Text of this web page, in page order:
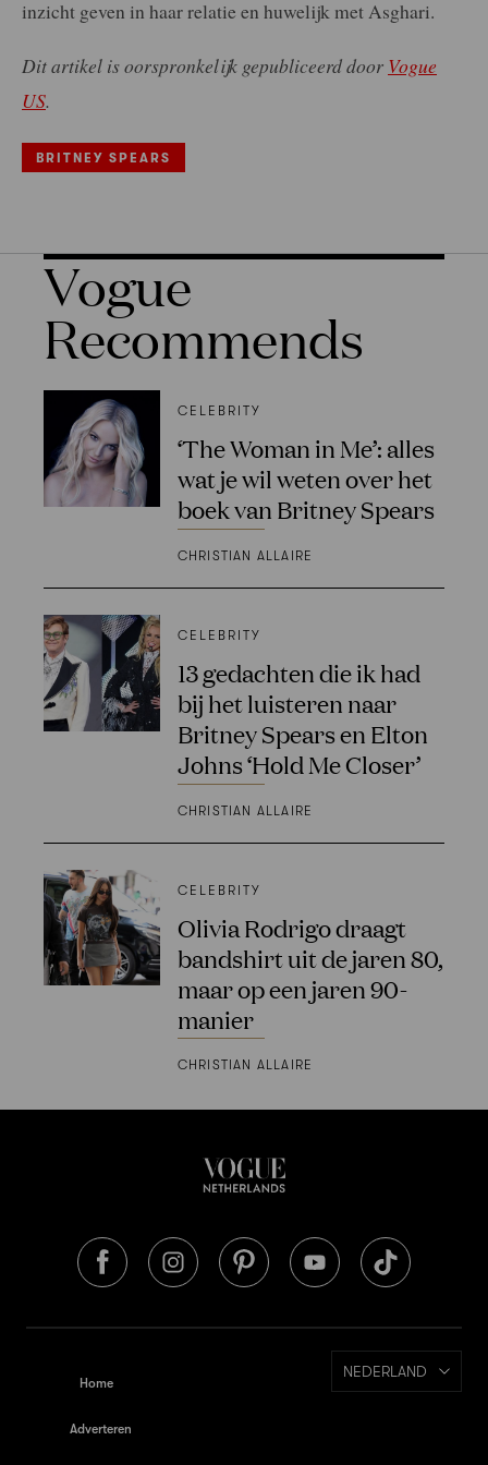
inzicht geven in haar relatie en huwelijk met Asghari.
Dit artikel is oorspronkelijk gepubliceerd door Vogue
US.
BRITNEY SPEARS
Vogue
Recommends
CELEBRITY
‘The Woman in Me’: alles
wat je wil weten over het
boek van Britney Spears
CHRISTIAN ALLAIRE
CELEBRITY
13 gedachten die ik had
bij het luisteren naar
Britney Spears en Elton
Johns ‘Hold Me Closer’
CHRISTIAN ALLAIRE
CELEBRITY
Olivia Rodrigo draagt
bandshirt uit de jaren 80,
maar op een jaren 90-
manier
CHRISTIAN ALLAIRE
Home
Adverteren
NEDERLAND